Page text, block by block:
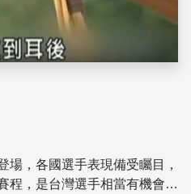
場，各國選手表現備受矚目，
程，是台灣選手相當有機會奪